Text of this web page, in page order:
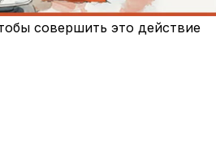
совершить это действие